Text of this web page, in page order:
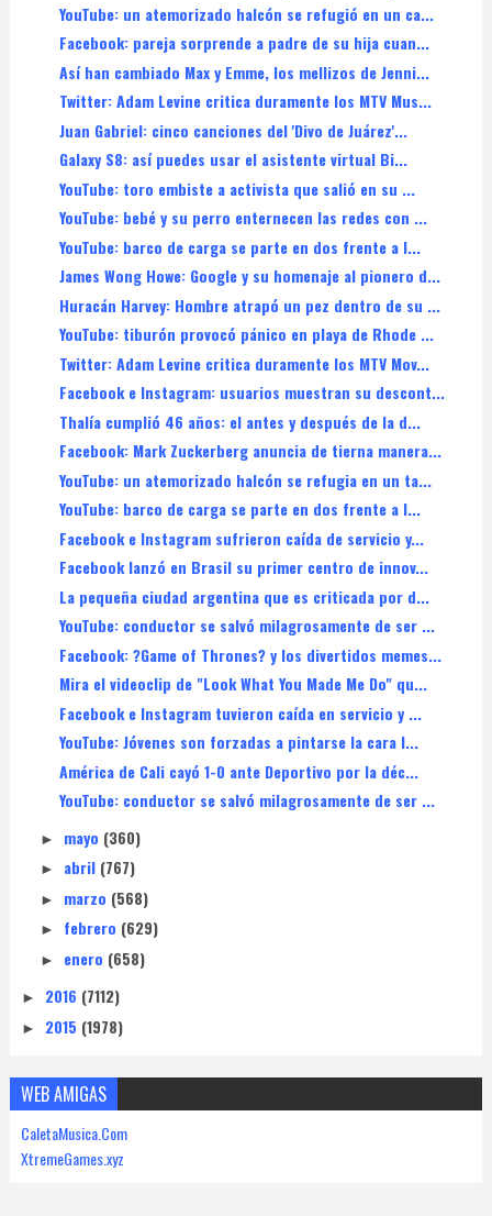
YouTube: un atemorizado halcón se refugió en un ca...
Facebook: pareja sorprende a padre de su hija cuan...
Así han cambiado Max y Emme, los mellizos de Jenni...
Twitter: Adam Levine critica duramente los MTV Mus...
Juan Gabriel: cinco canciones del 'Divo de Juárez'...
Galaxy S8: así puedes usar el asistente virtual Bi...
YouTube: toro embiste a activista que salió en su ...
YouTube: bebé y su perro enternecen las redes con ...
YouTube: barco de carga se parte en dos frente a l...
James Wong Howe: Google y su homenaje al pionero d...
Huracán Harvey: Hombre atrapó un pez dentro de su ...
YouTube: tiburón provocó pánico en playa de Rhode ...
Twitter: Adam Levine critica duramente los MTV Mov...
Facebook e Instagram: usuarios muestran su descont...
Thalía cumplió 46 años: el antes y después de la d...
Facebook: Mark Zuckerberg anuncia de tierna manera...
YouTube: un atemorizado halcón se refugia en un ta...
YouTube: barco de carga se parte en dos frente a l...
Facebook e Instagram sufrieron caída de servicio y...
Facebook lanzó en Brasil su primer centro de innov...
La pequeña ciudad argentina que es criticada por d...
YouTube: conductor se salvó milagrosamente de ser ...
Facebook: ?Game of Thrones? y los divertidos memes...
Mira el videoclip de "Look What You Made Me Do" qu...
Facebook e Instagram tuvieron caída en servicio y ...
YouTube: Jóvenes son forzadas a pintarse la cara l...
América de Cali cayó 1-0 ante Deportivo por la déc...
YouTube: conductor se salvó milagrosamente de ser ...
► mayo (360)
► abril (767)
► marzo (568)
► febrero (629)
► enero (658)
► 2016 (7112)
► 2015 (1978)
WEB AMIGAS
CaletaMusica.Com
XtremeGames.xyz